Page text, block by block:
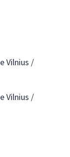
Vilnius /
Vilnius /